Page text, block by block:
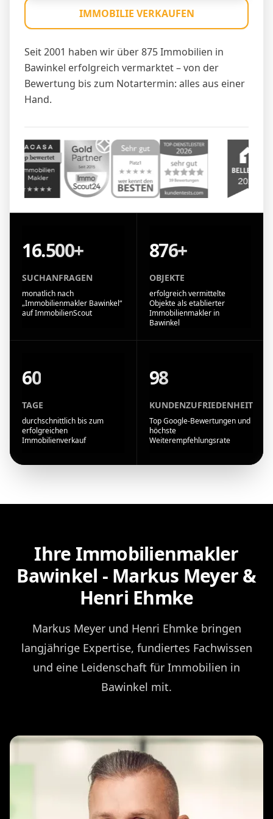
Seit 2001 haben wir über 875 Immobilien in
Bawinkel erfolgreich vermarktet – von der
Bewertung bis zum Notartermin: alles aus einer
Hand.
IMMOBILIE VERKAUFEN
16.500+
SUCHANFRAGEN
monatlich nach
„Immobilienmakler Bawinkel“
auf ImmobilienScout
876+
OBJEKTE
erfolgreich vermittelte
Objekte als etablierter
Immobilienmakler in
Bawinkel
60
TAGE
durchschnittlich bis zum
erfolgreichen
Immobilienverkauf
98
KUNDENZUFRIEDENHEIT
Top Google-Bewertungen und
höchste
Weiterempfehlungsrate
Ihre Immobilienmakler
Bawinkel - Markus Meyer &
Henri Ehmke
Markus Meyer und Henri Ehmke bringen
langjährige Expertise, fundiertes Fachwissen
und eine Leidenschaft für Immobilien in
Bawinkel mit.